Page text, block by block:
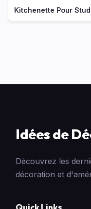
Kitchenette Pour
Idées de
Découvrez les
décoration et